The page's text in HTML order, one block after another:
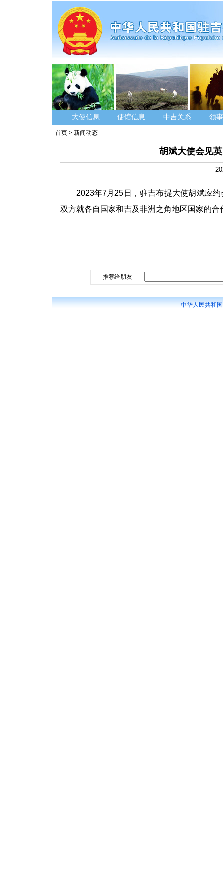
大使信息 使馆信息 中吉关系 领
首页 > 新闻动态
胡斌大使会见
2023年7月25日，驻吉布提大使胡斌应
双方就各自国家和吉及非洲之角地区国家的
推荐给朋友
中华人民共和